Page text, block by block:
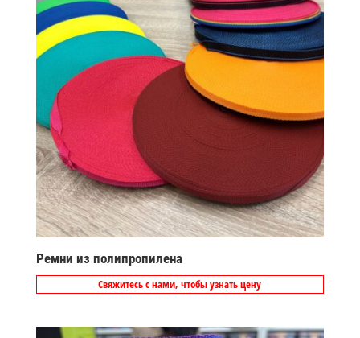
Ремни из полипропилена
Свяжитесь с нами, чтобы узнать цену